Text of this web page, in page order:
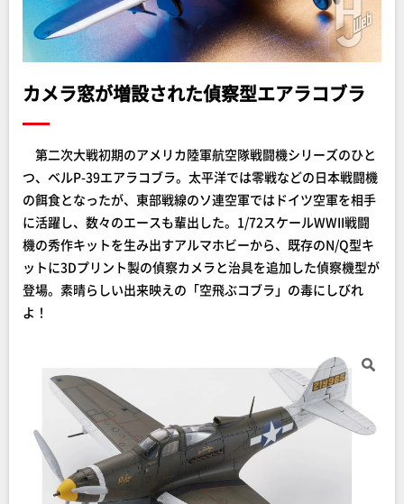
カメラ窓が増設された偵察型エアラコブラ
第二次大戦初期のアメリカ陸軍航空隊戦闘機シリーズのひと
つ、ベルP-39エアラコブラ。太平洋では零戦などの日本戦闘機
の餌食となったが、東部戦線のソ連空軍ではドイツ空軍を相手
に活躍し、数々のエースも輩出した。1/72スケールWWII戦闘
機の秀作キットを生み出すアルマホビーから、既存のN/Q型キ
ットに3Dプリント製の偵察カメラと治具を追加した偵察機型が
登場。素晴らしい出来映えの「空飛ぶコブラ」の毒にしびれ
よ！